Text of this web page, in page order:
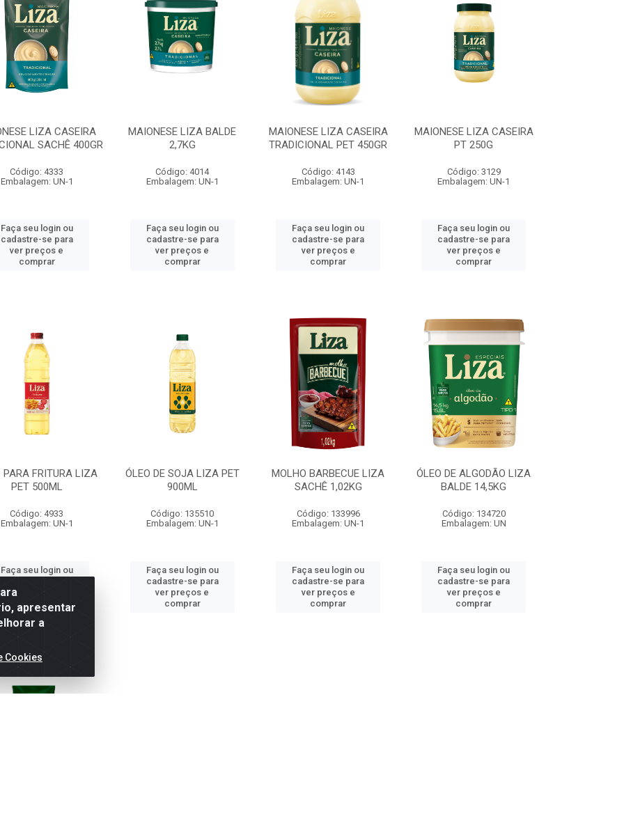
LIZA CASEIRA
SACHÊ 400GR
Código: 4333
Embalagem: UN-1
Faça seu login ou
cadastre-se para
ver preços e
comprar
MAIONESE LIZA BALDE
2,7KG
Código: 4014
Embalagem: UN-1
Faça seu login ou
cadastre-se para
ver preços e
comprar
MAIONESE LIZA CASEIRA
TRADICIONAL PET 450GR
Código: 4143
Embalagem: UN-1
Faça seu login ou
cadastre-se para
ver preços e
comprar
MAIONESE LIZA CASEIRA
PT 250G
Código: 3129
Embalagem: UN-1
Faça seu login ou
cadastre-se para
ver preços e
comprar
PARA FRITURA LIZA
PET 500ML
Código: 4933
Embalagem: UN-1
Faça seu login ou
ver preços e
comprar
ÓLEO DE SOJA LIZA PET
900ML
Código: 135510
Embalagem: UN-1
Faça seu login ou
cadastre-se para
ver preços e
comprar
MOLHO BARBECUE LIZA
SACHÊ 1,02KG
Código: 133996
Embalagem: UN-1
Faça seu login ou
cadastre-se para
ver preços e
comprar
ÓLEO DE ALGODÃO LIZA
BALDE 14,5KG
Código: 134720
Embalagem: UN
Faça seu login ou
cadastre-se para
ver preços e
comprar
apresentar
a
Cookies